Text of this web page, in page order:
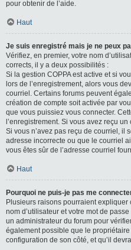
pour obtenir de l’aide.
Haut
Je suis enregistré mais je ne peux
Vérifiez, en premier, votre nom
corrects, il y a deux possibilités :
Si la gestion COPPA est active et si
lors de l’enregistrement, alors vous
courriel. Certains forums peuvent
création de compte soit activée par
que vous puissiez vous connecter.
l’enregistrement. Si vous avez reçu
Si vous n’avez pas reçu de courriel, il
adresse incorrecte ou que le courriel
vous êtes sûr de l’adresse courriel
Haut
Pourquoi ne puis-je pas me
Plusieurs raisons pourraient
nom d’utilisateur et votre mot de
un administrateur du forum pour
également possible que le
configuration de son côté, et qu’il